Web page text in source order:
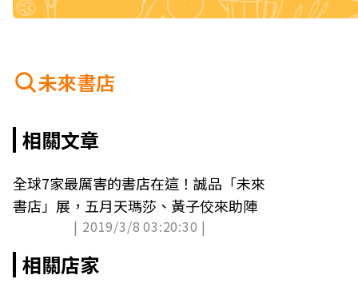
未來書店
相關文章
全球7家最厲害的書店在這！誠品「未來
書店」展，五月天瑪莎、黃子佼來助陣
| 2019/3/8 03:20:30 |
相關店家